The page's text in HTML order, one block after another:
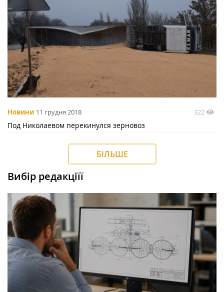
Новини 11 грудня 2018 322
Под Николаевом перекинулся зерновоз
БІЛЬШЕ
Вибір редакціїї